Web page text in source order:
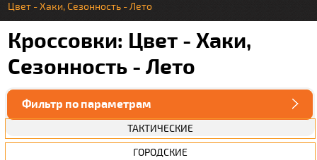
Цвет - Хаки, Сезонность - Лето
Кроссовки: Цвет - Хаки,
Сезонность - Лето
Фильтр по параметрам
ТАКТИЧЕСКИЕ
ГОРОДСКИЕ